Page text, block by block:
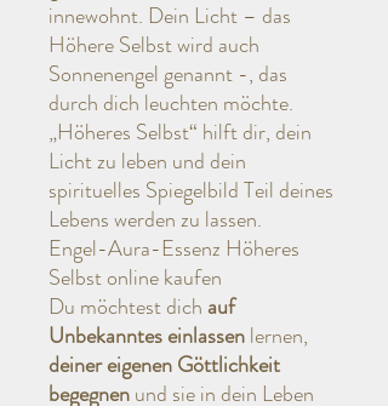
innewohnt. Dein Licht – das
Höhere Selbst wird auch
Sonnenengel genannt -, das
durch dich leuchten möchte.
„Höheres Selbst“ hilft dir, dein
Licht zu leben und dein
spirituelles Spiegelbild Teil deines
Lebens werden zu lassen.
Engel-Aura-Essenz Höheres
Selbst online kaufen
Du möchtest dichauf
Unbekanntes einlassenlernen,
deiner eigenen Göttlichkeit
begegnenund sie in dein Leben